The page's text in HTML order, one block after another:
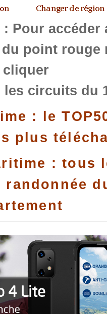
: Pour accéder
point rouge
cliquer
circuits du
: le
plus
: tous